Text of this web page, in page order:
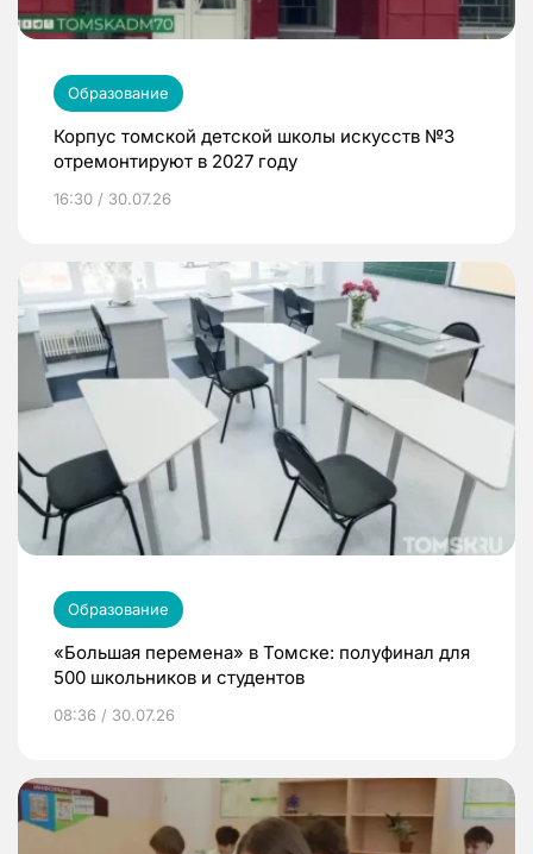
Образование
Корпус томской детской школы искусств №3
отремонтируют в 2027 году
16:30 / 30.07.26
Образование
«Большая перемена» в Томске: полуфинал для
500 школьников и студентов
08:36 / 30.07.26